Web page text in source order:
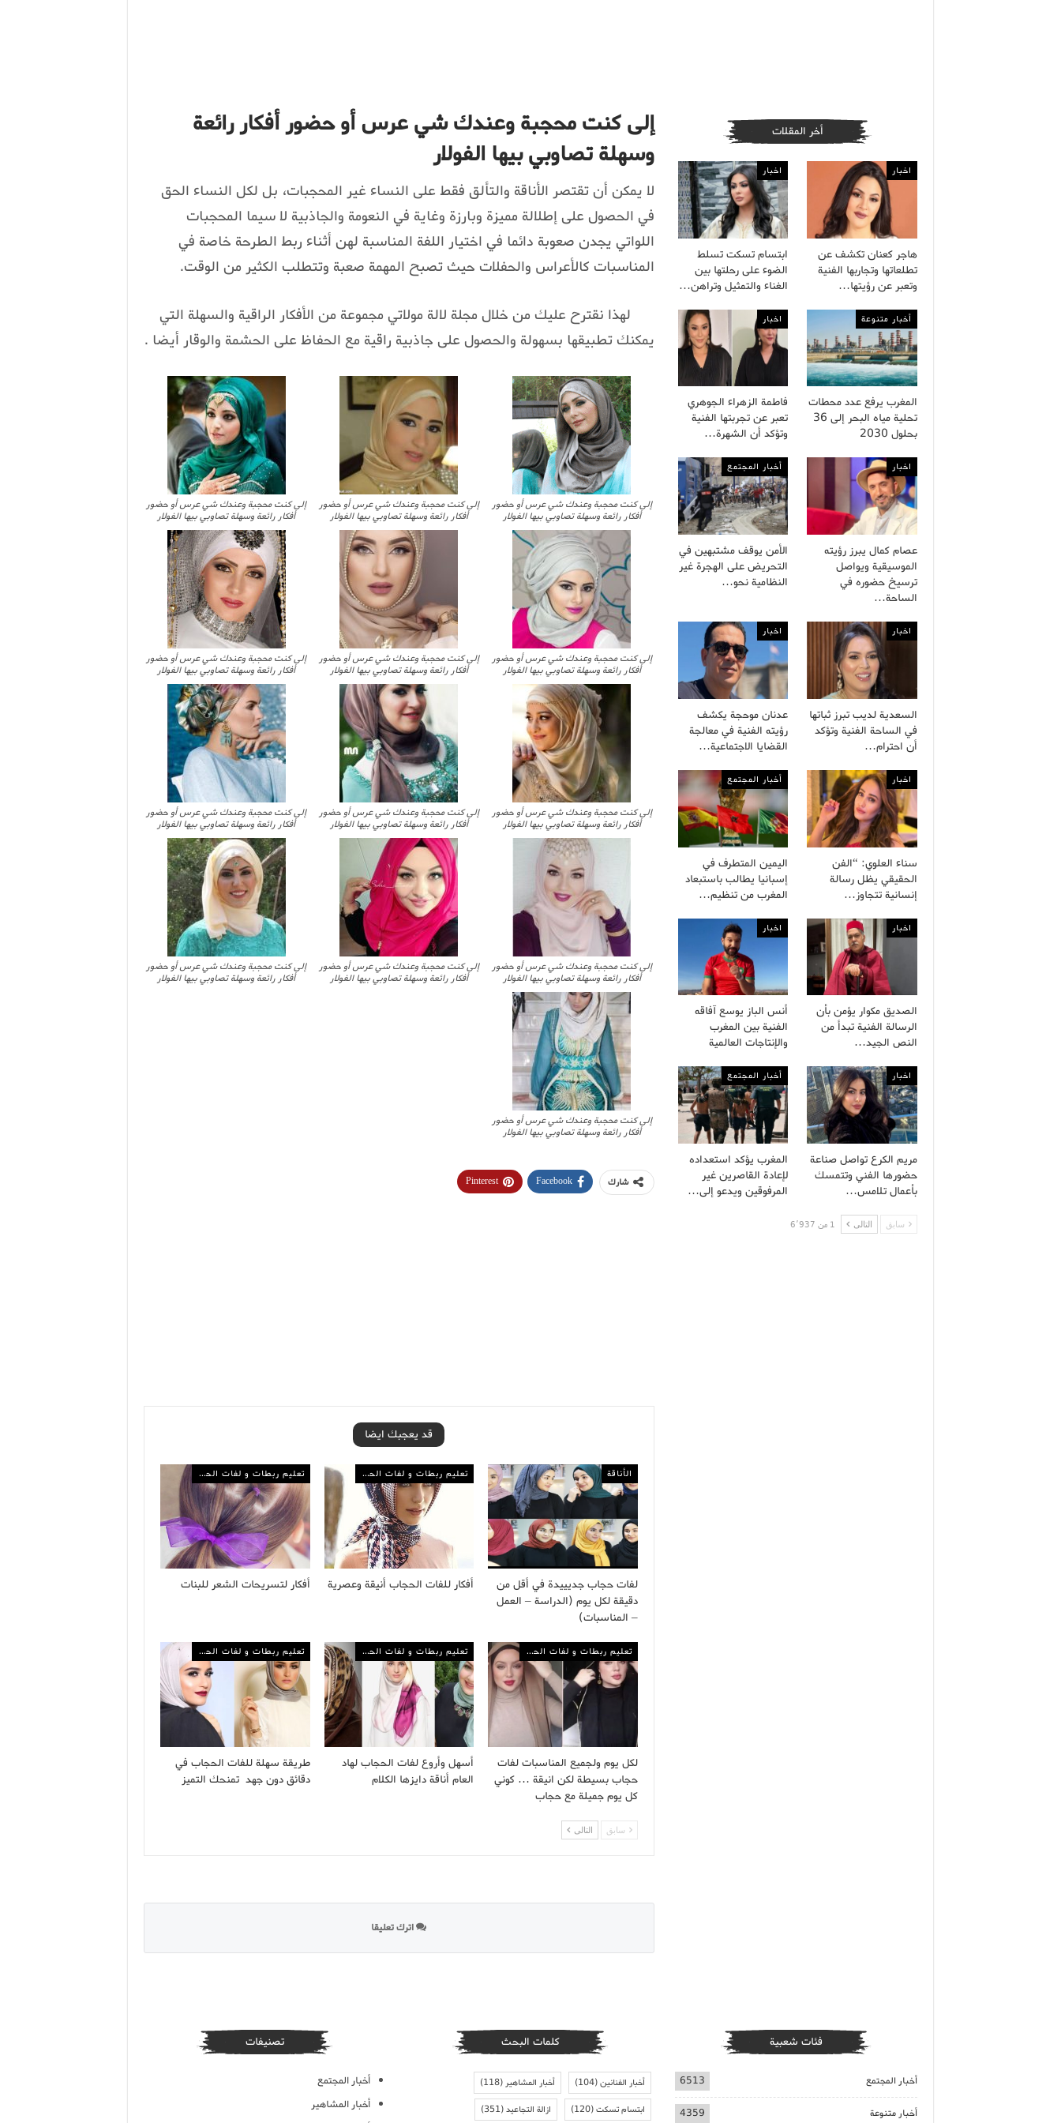
إلى كنت محجبة وعندك شي عرس أو حضور أفكار رائعة
وسهلة تصاوبي بيها الفولار
لا يمكن أن تقتصر الأناقة والتألق فقط على النساء غير المحجبات، بل لكل النساء الحق
في الحصول على إطلالة مميزة وبارزة وغاية في النعومة والجاذبية لا سيما المحجبات
اللواتي يجدن صعوبة دائما في اختيار اللفة المناسبة لهن أثناء ربط الطرحة خاصة في
المناسبات كالأعراس والحفلات حيث تصبح المهمة صعبة وتتطلب الكثير من الوقت.
لهذا نقترح عليك من خلال مجلة لالة مولاتي مجموعة من الأفكار الراقية والسهلة التي
يمكنك تطبيقها بسهولة والحصول على جاذبية راقية مع الحفاظ على الحشمة والوقار أيضا .
إلى كنت محجبة وعندك شي عرس أو حضور
أفكار رائعة وسهلة تصاوبي بيها الفولار
إلى كنت محجبة وعندك شي عرس أو حضور
أفكار رائعة وسهلة تصاوبي بيها الفولار
إلى كنت محجبة وعندك شي عرس أو حضور
أفكار رائعة وسهلة تصاوبي بيها الفولار
إلى كنت محجبة وعندك شي عرس أو حضور
أفكار رائعة وسهلة تصاوبي بيها الفولار
إلى كنت محجبة وعندك شي عرس أو حضور
أفكار رائعة وسهلة تصاوبي بيها الفولار
إلى كنت محجبة وعندك شي عرس أو حضور
أفكار رائعة وسهلة تصاوبي بيها الفولار
إلى كنت محجبة وعندك شي عرس أو حضور
أفكار رائعة وسهلة تصاوبي بيها الفولار
إلى كنت محجبة وعندك شي عرس أو حضور
أفكار رائعة وسهلة تصاوبي بيها الفولار
إلى كنت محجبة وعندك شي عرس أو حضور
أفكار رائعة وسهلة تصاوبي بيها الفولار
إلى كنت محجبة وعندك شي عرس أو حضور
أفكار رائعة وسهلة تصاوبي بيها الفولار
إلى كنت محجبة وعندك شي عرس أو حضور
أفكار رائعة وسهلة تصاوبي بيها الفولار
إلى كنت محجبة وعندك شي عرس أو حضور
أفكار رائعة وسهلة تصاوبي بيها الفولار
إلى كنت محجبة وعندك شي عرس أو حضور
أفكار رائعة وسهلة تصاوبي بيها الفولار
شارك Facebook
Pinterest
قد يعجبك ايضا
الأناقة
لفات حجاب جديييدة في أقل من
دقيقة لكل يوم (الدراسة – العمل
– المناسبات)
تعليم ربطات و لفات الحجاب
أفكار للفات الحجاب أنيقة وعصرية
تعليم ربطات و لفات الحجاب
أفكار لتسريحات الشعر للبنات
تعليم ربطات و لفات الحجاب
لكل يوم ولجميع المناسبات لفات
حجاب بسيطة لكن انيقة … كوني
كل يوم جميلة مع حجاب
تعليم ربطات و لفات الحجاب
أسهل وأروع لفات الحجاب لهاد
العام أناقة دايزها الكلام
تعليم ربطات و لفات الحجاب
طريقة سهلة للفات الحجاب في
دقائق دون جهد تمنحك التميز
سابق التالى
اترك تعليقا
أخر المقلات
اخبار
هاجر كعنان تكشف عن
تطلعاتها وتجاربها الفنية
وتعبر عن رؤيتها…
اخبار
ابتسام تسكت تسلط
الضوء على رحلتها بين
الغناء والتمثيل وتراهن…
أخبار متنوعة
المغرب يرفع عدد محطات
تحلية مياه البحر إلى 36
بحلول 2030
اخبار
فاطمة الزهراء الجوهري
تعبر عن تجربتها الفنية
وتؤكد أن الشهرة…
اخبار
عصام كمال يبرز رؤيته
الموسيقية ويواصل
ترسيخ حضوره في
الساحة…
أخبار المجتمع
الأمن يوقف مشتبهين في
التحريض على الهجرة غير
النظامية نحو…
اخبار
السعدية لديب تبرز ثباتها
في الساحة الفنية وتؤكد
أن احترام…
اخبار
عدنان موحجة يكشف
رؤيته الفنية في معالجة
القضايا الاجتماعية…
اخبار
سناء العلوي: “الفن
الحقيقي يظل رسالة
إنسانية تتجاوز…
أخبار المجتمع
اليمين المتطرف في
إسبانيا يطالب باستبعاد
المغرب من تنظيم…
اخبار
الصديق مكوار يؤمن بأن
الرسالة الفنية تبدأ من
النص الجيد…
اخبار
أنس الباز يوسع آفاقه
الفنية بين المغرب
والإنتاجات العالمية
اخبار
مريم الكرع تواصل صناعة
حضورها الفني وتتمسك
بأعمال تلامس…
أخبار المجتمع
المغرب يؤكد استعداده
لإعادة القاصرين غير
المرفوقين ويدعو إلى…
سابق التالى 1 من 6٬937
فئات شعبية
أخبار المجتمع 6513
أخبار متنوعة 4359
كلمات البحث
أخبار الفنانين(104) أخبار المشاهير(118)
ابتسام تسكت(120) ازالة التجاعيد(351)
تصنيفات
أخبار المجتمع
أخبار المشاهير